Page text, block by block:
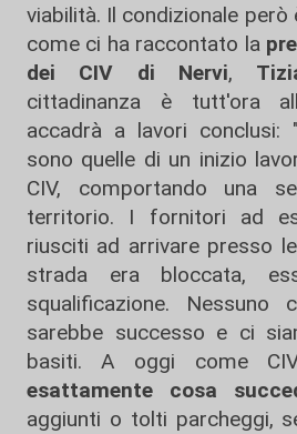
viabilità. Il condizionale però
come ci ha raccontato la
dei CIV di Nervi,
cittadinanza è tutt'ora
accadrà a lavori conclusi:
sono quelle di un inizio
CIV, comportando una
territorio. I fornitori ad
riusciti ad arrivare presso
strada era bloccata,
squalificazione.
sarebbe successo e ci
basiti. A oggi come
esattamente cosa
aggiunti o tolti parcheggi,